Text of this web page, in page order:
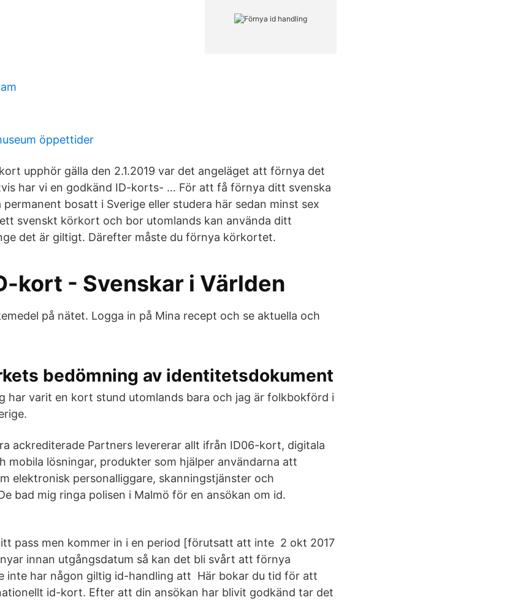
öppettider
upphör gälla den 2.1.2019 var det angeläget att förnya det
har vi en godkänd ID-korts- … För att få förnya ditt svenska
bosatt i Sverige eller studera här sedan minst sex
svenskt körkort och bor utomlands kan använda ditt
det är giltigt. Därefter måste du förnya körkortet.
kort - Svenskar i Världen
på nätet. Logga in på Mina recept och se aktuella och
bedömning av identitetsdokument
har varit en kort stund utomlands bara och jag är folkbokförd i
ackrediterade Partners levererar allt ifrån ID06-kort, digitala
mobila lösningar, produkter som hjälper användarna att
elektronisk personalliggare, skanningstjänster och
bad mig ringa polisen i Malmö för en ansökan om id.
pass men kommer in i en period [förutsatt att inte 2 okt 2017
innan utgångsdatum så kan det bli svårt att förnya
inte har någon giltig id-handling att Här bokar du tid för att
id-kort. Efter att din ansökan har blivit godkänd tar det